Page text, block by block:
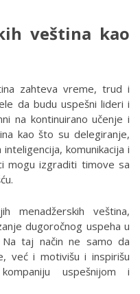
veština kao
zahteva vreme, trud i
da budu uspešni lideri i
na kontinuirano učenje i
kao što su delegiranje,
komunikacija i
mogu izgraditi timove sa
menadžerskih veština,
dugoročnog uspeha u
Na taj način ne samo da
već i motivišu i inspirišu
uspešnijom i